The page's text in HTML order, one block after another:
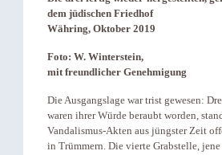
dem jüdischen Friedhof
Währing, Oktober 2019
Foto: W. Winterstein,
mit freundlicher Genehmigung
Die Ausgangslage war trist gewesen:
waren ihrer Würde beraubt worden,
Vandalismus-Akten aus jüngster Zeit
in Trümmern. Die vierte Grabstelle, jene